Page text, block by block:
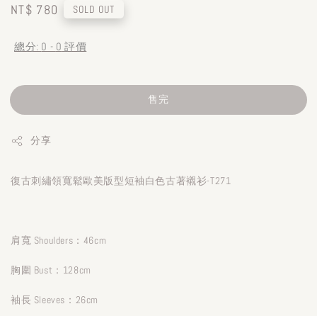
Regular
NT$ 780 SOLD OUT
總分: 0 - 0 評價
售完
分享
復古刺繡領寬鬆歐美版型短袖白色古著襯衫-T271
肩寬 Shoulders：46cm
胸圍 Bust：128cm
袖長 Sleeves：26cm